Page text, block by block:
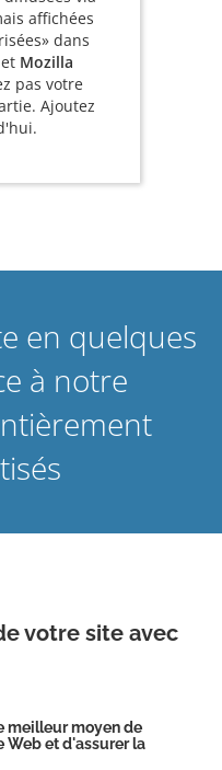
affichées
dans
et Mozilla
pas votre
Ajoutez
en quelques
à notre
votre site avec
meilleur moyen de
Web et d'assurer la